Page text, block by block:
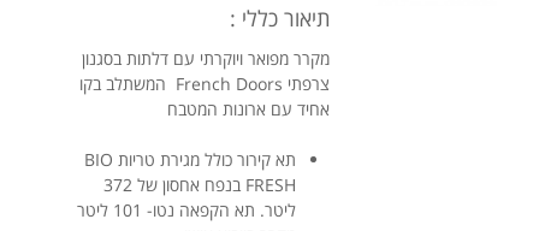
תיאור כללי :
מקרר מפואר ויוקרתי עם דלתות בסגנון
צרפתי French Doors המשתלב בקו
אחיד עם ארונות המטבח
תא קירור כולל מגירת טריות BIO
FRESH בנפח אחסון של 372
ליטר. תא הקפאה נטו- 101 ליטר